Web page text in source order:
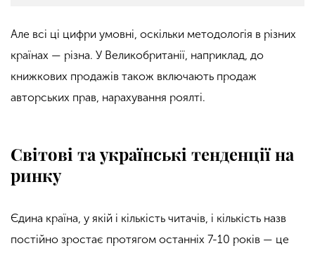
Але всі ці цифри умовні, оскільки методологія в різних
країнах — різна. У Великобританії, наприклад, до
книжкових продажів також включають продаж
авторських прав, нарахування роялті.
Світові та українські тенденції на
ринку
Єдина країна, у якій і кількість читачів, і кількість назв
постійно зростає протягом останніх 7-10 років — це